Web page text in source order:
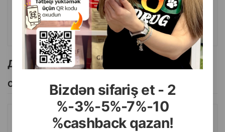
Bizdən sifariş et - 2
%-3%-5%-7%-10
%cashback qazan!
КУПИТЬ
Другие товоры бренда
Смотреть Все
КАМЕНЬ БЫСТРОГО КЛЮВА QUIK.